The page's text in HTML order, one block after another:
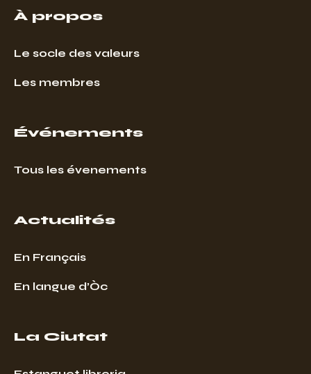
À propos
Le socle des valeurs
Les membres
Événements
Tous les évenements
Actualités
En Français
En langue d’Òc
La Ciutat